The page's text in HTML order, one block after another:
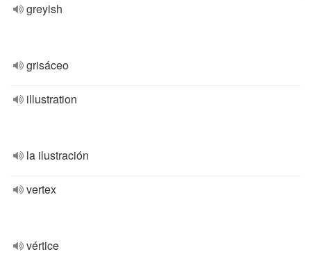
greyish
grisáceo
illustration
la ilustración
vertex
vértice